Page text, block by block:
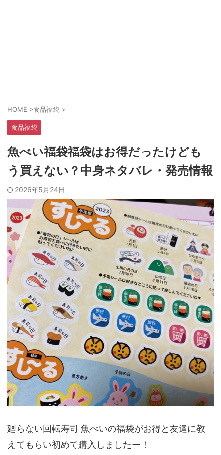
HOME >食品福袋 >
食品福袋
魚べい福袋福袋はお得だったけども
う買えない？中身ネタバレ・発売情報
2026年5月24日
廻らない回転寿司 魚べいの福袋がお得と友達に教
えてもらい初めて購入しましたー！